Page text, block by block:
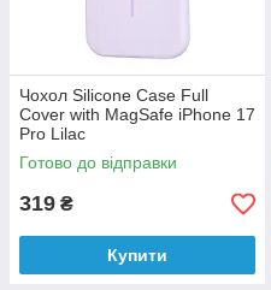
Чохол Silicone Case Full
Cover with MagSafe iPhone 17
Pro Lilac
Готово до відправки
319 ₴
Купити